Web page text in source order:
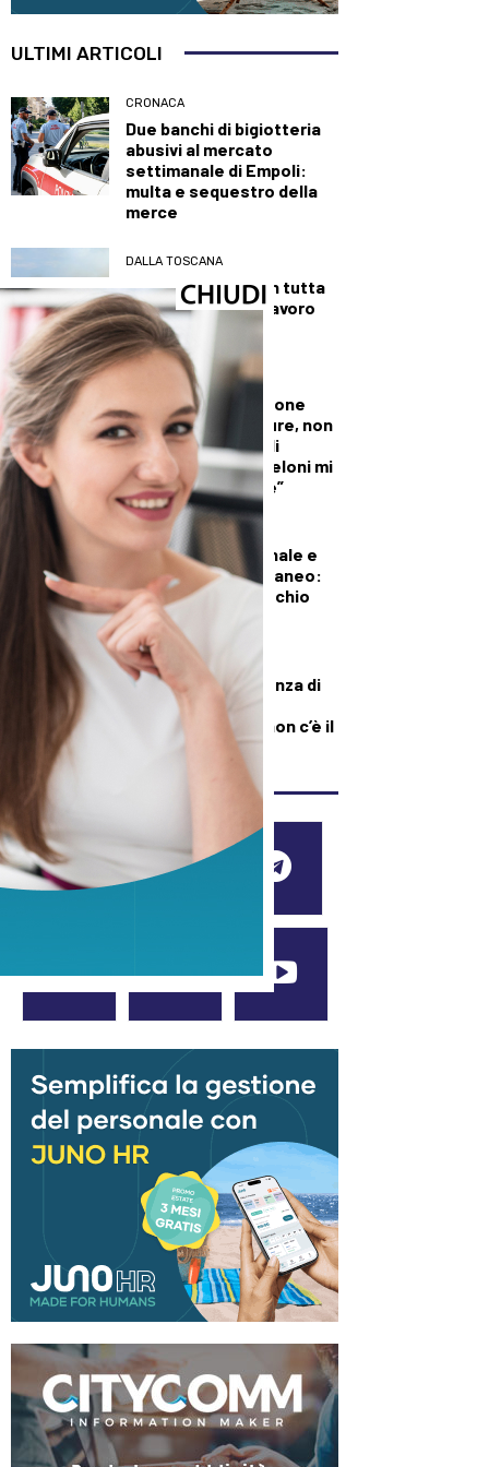
ULTIMI ARTICOLI
CRONACA
Due banchi di bigiotteria
abusivi al mercato
settimanale di Empoli:
multa e sequestro della
merce
DALLA TOSCANA
Fiamme di bosco in tutta
la Regione, superlavoro
per l’Aib
DALLA TOSCANA
Conte in commissione
Covid: “Scavate pure, non
troverete niente di
illecito su di me. Meloni mi
diede del criminale”
DEMOGRAFICA
Pillola, anello vaginale e
impianto sottocutaneo:
l’allerta Aifa sul rischio
meningioma
DEMOGRAFICA
Culle vuote e assenza di
medici: muore una
neonata perché “non c’è il
dottore”
SEGUICI SUI SOCIAL